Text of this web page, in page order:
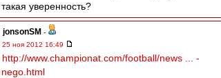
такая уверенность?
jonsonSM -
25 ноя 2012 16:49
http://www.championat.com/football/news ... -
nego.html